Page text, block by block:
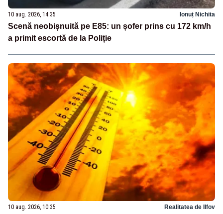
10 aug. 2026, 14:35 Ionuț Nichita
Scenă neobișnuită pe E85: un șofer prins cu 172 km/h
a primit escortă de la Poliție
10 aug. 2026, 10:35 Realitatea de Ilfov